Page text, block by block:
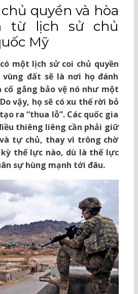
quyền và hòa
từ lịch sử chủ
Mỹ
một lịch sử coi chủ quyền
vùng đất sẽ là nơi họ đánh
cố gắng bảo vệ nó như một
vậy, họ sẽ có xu thế rời bỏ
ra “thua lỗ”. Các quốc gia
thiêng liêng cần phải giữ
tự chủ, thay vì trông chờ
thế lực nào, dù là thế lực
sự hùng mạnh tới đâu.